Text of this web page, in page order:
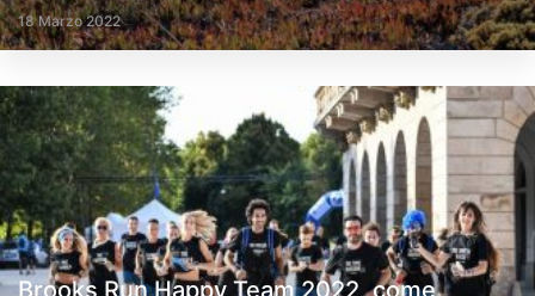
18 Marzo 2022
Brooks Run Happy Team 2022, come